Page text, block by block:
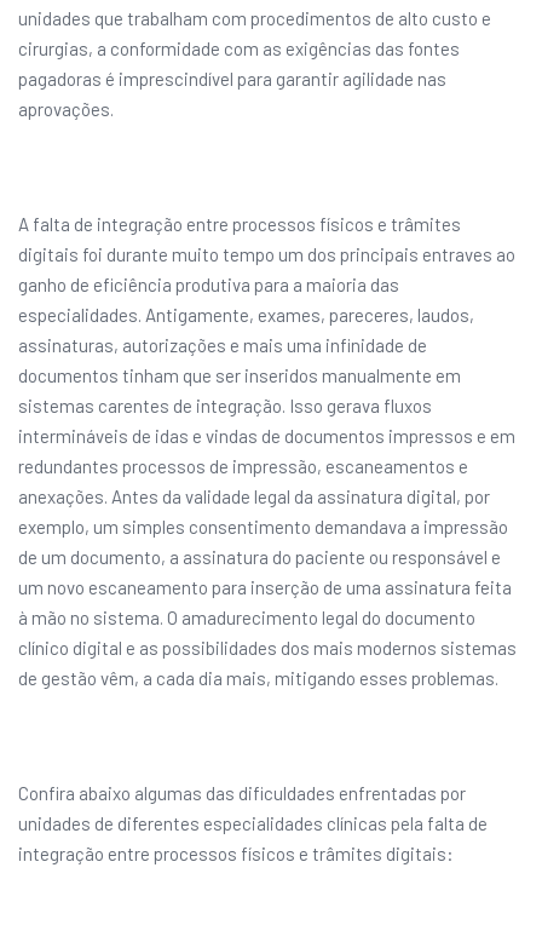
unidades que trabalham com procedimentos de alto custo e
cirurgias, a conformidade com as exigências das fontes
pagadoras é imprescindível para garantir agilidade nas
aprovações.
A falta de integração entre processos físicos e trâmites
digitais foi durante muito tempo um dos principais entraves ao
ganho de eficiência produtiva para a maioria das
especialidades. Antigamente, exames, pareceres, laudos,
assinaturas, autorizações e mais uma infinidade de
documentos tinham que ser inseridos manualmente em
sistemas carentes de integração. Isso gerava fluxos
intermináveis de idas e vindas de documentos impressos e em
redundantes processos de impressão, escaneamentos e
anexações. Antes da validade legal da assinatura digital, por
exemplo, um simples consentimento demandava a impressão
de um documento, a assinatura do paciente ou responsável e
um novo escaneamento para inserção de uma assinatura feita
à mão no sistema. O amadurecimento legal do documento
clínico digital e as possibilidades dos mais modernos sistemas
de gestão vêm, a cada dia mais, mitigando esses problemas.
Confira abaixo algumas das dificuldades enfrentadas por
unidades de diferentes especialidades clínicas pela falta de
integração entre processos físicos e trâmites digitais: